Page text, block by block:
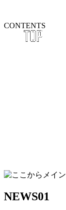
CONTENTS
NEWS01